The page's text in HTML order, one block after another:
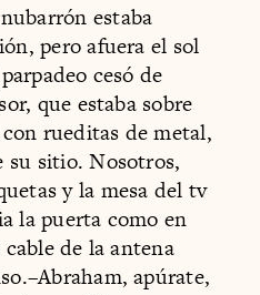
estaba
pero afuera el sol
cesó de
que estaba sobre
rueditas de metal,
su sitio. Nosotros,
y la mesa del tv
la puerta como en
de la antena
apúrate,